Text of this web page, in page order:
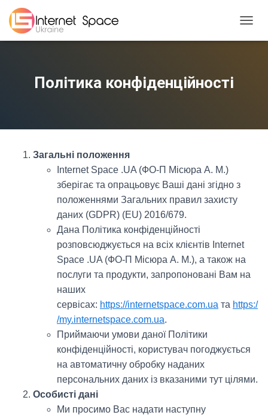
Політика конфіденційності
Загальні положення
Internet Space .UA (ФО-П Місюра А. М.)
зберігає та опрацьовує Ваші дані згідно з
положеннями Загальних правил захисту
даних (GDPR) (EU) 2016/679.
Дана Політика конфіденційності
розповсюджується на всіх клієнтів Internet
Space .UA (ФО-П Місюра А. М.), а також на
послуги та продукти, запропоновані Вам на
наших
сервісах: https://internetspace.com.ua та https:/
/my.internetspace.com.ua.
Приймаючи умови даної Політики
конфіденційності, користувач погоджується
на автоматичну обробку наданих
персональних даних із вказаними тут цілями.
Особисті дані
Ми просимо Вас надати наступну